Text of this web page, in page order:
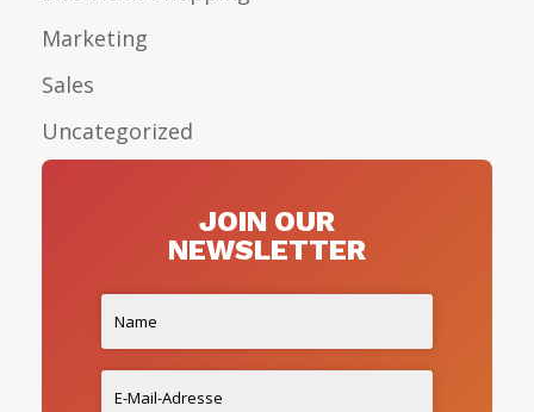
Marketing
Sales
Uncategorized
JOIN OUR
NEWSLETTER